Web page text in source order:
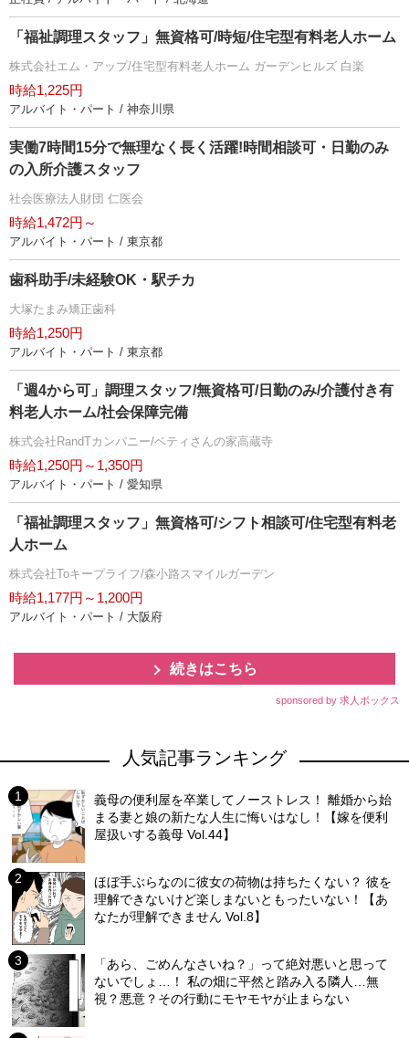
「福祉調理スタッフ」無資格可/時短/住宅型有料老人ホーム
株式会社エム・アップ/住宅型有料老人ホーム ガーデンヒルズ 白楽
時給1,225円
アルバイト・パート / 神奈川県
実働7時間15分で無理なく長く活躍!時間相談可・日勤のみ
の入所介護スタッフ
社会医療法人財団 仁医会
時給1,472円～
アルバイト・パート / 東京都
歯科助手/未経験OK・駅チカ
大塚たまみ矯正歯科
時給1,250円
アルバイト・パート / 東京都
「週4から可」調理スタッフ/無資格可/日勤のみ/介護付き有
料老人ホーム/社会保障完備
株式会社RandTカンパニー/ベティさんの家高蔵寺
時給1,250円～1,350円
アルバイト・パート / 愛知県
「福祉調理スタッフ」無資格可/シフト相談可/住宅型有料老
人ホーム
株式会社Toキープライフ/森小路スマイルガーデン
時給1,177円～1,200円
アルバイト・パート / 大阪府
続きはこちら
sponsored by 求人ボックス
人気記事ランキング
義母の便利屋を卒業してノーストレス！ 離婚から始
まる妻と娘の新たな人生に悔いはなし！【嫁を便利
屋扱いする義母 Vol.44】
ほぼ手ぶらなのに彼女の荷物は持ちたくない？ 彼を
理解できないけど楽しまないともったいない！【あ
なたが理解できません Vol.8】
「あら、ごめんなさいね？」って絶対悪いと思って
ないでしょ…！ 私の畑に平然と踏み入る隣人…無
視？悪意？その行動にモヤモヤが止まらない